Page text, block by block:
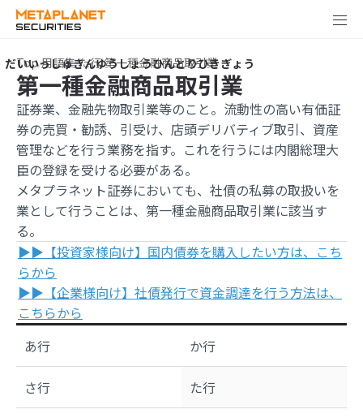
Top 用語集 た行 第一種金融商品取引業
第一種金融商品取引業
証券業、金融先物取引業等のこと。流動性の高い有価証
券の売買・勧誘、引受け、店頭デリバティブ取引、資産
管理などを行う業務を指す。これを行うには内閣総理大
臣の登録を受ける必要がある。
メタプラネット証券においても、社債の私募の取扱いを
業として行うことは、第一種金融商品取引業に該当す
る。
▶▶【投資家様向け】国内債券を購入したい方は、こち
らから
▶▶【企業様向け】社債発行で資金調達を行う方法は、
こちらから
あ行
か行
さ行 た行